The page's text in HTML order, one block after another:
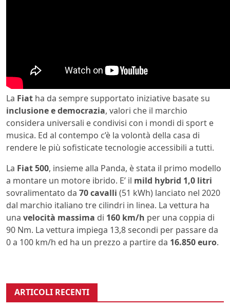
La Fiat ha da sempre supportato iniziative basate su
inclusione e democrazia, valori che il marchio
considera universali e condivisi con i mondi di sport e
musica. Ed al contempo c’è la volontà della casa di
rendere le più sofisticate tecnologie accessibili a tutti.
La Fiat 500, insieme alla Panda, è stata il primo modello
a montare un motore ibrido. E’ il mild hybrid 1,0 litri
sovralimentato da 70 cavalli (51 kWh) lanciato nel 2020
dal marchio italiano tre cilindri in linea. La vettura ha
una velocità massima di 160 km/h per una coppia di
90 Nm. La vettura impiega 13,8 secondi per passare da
0 a 100 km/h ed ha un prezzo a partire da 16.850 euro.
ARTICOLI RECENTI